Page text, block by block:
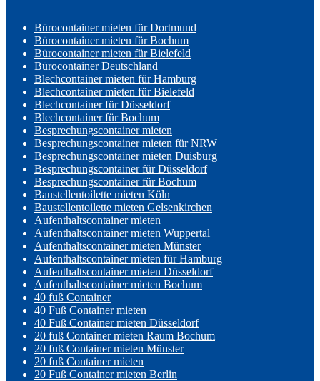
Bürocontainer mieten für Dortmund
Bürocontainer mieten für Bochum
Bürocontainer mieten für Bielefeld
Bürocontainer Deutschland
Blechcontainer mieten für Hamburg
Blechcontainer mieten für Bielefeld
Blechcontainer für Düsseldorf
Blechcontainer für Bochum
Besprechungscontainer mieten
Besprechungscontainer mieten für NRW
Besprechungscontainer mieten Duisburg
Besprechungscontainer für Düsseldorf
Besprechungscontainer für Bochum
Baustellentoilette mieten Köln
Baustellentoilette mieten Gelsenkirchen
Aufenthaltscontainer mieten
Aufenthaltscontainer mieten Wuppertal
Aufenthaltscontainer mieten Münster
Aufenthaltscontainer mieten für Hamburg
Aufenthaltscontainer mieten Düsseldorf
Aufenthaltscontainer mieten Bochum
40 fuß Container
40 Fuß Container mieten
40 Fuß Container mieten Düsseldorf
20 fuß Container mieten Raum Bochum
20 fuß Container mieten Münster
20 fuß Container mieten
20 Fuß Container mieten Berlin